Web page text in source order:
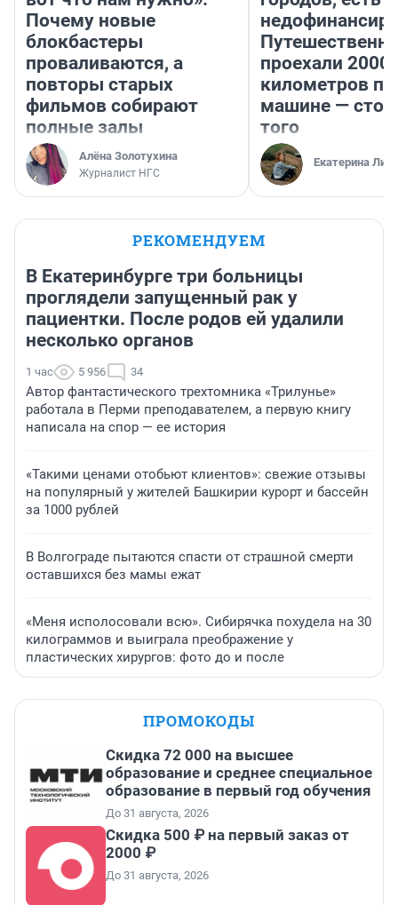
Почему новые
блокбастеры
проваливаются, а
повторы старых
фильмов собирают
полные залы
Алёна Золотухина
Журналист НГС
проехали 2000
километров по
машине —
того
Екатерина
РЕКОМЕНДУЕМ
В Екатеринбурге три больницы
проглядели запущенный рак у
пациентки. После родов ей удалили
несколько органов
1 час 5 956 34
Автор фантастического трехтомника «Трилунье»
работала в Перми преподавателем, а первую книгу
написала на спор — ее история
«Такими ценами отобьют клиентов»: свежие отзывы
на популярный у жителей Башкирии курорт и бассейн
за 1000 рублей
В Волгограде пытаются спасти от страшной смерти
оставшихся без мамы ежат
«Меня исполосовали всю». Сибирячка похудела на 30
килограммов и выиграла преображение у
пластических хирургов: фото до и после
ПРОМОКОДЫ
Скидка 72 000 на высшее
образование и среднее специальное
образование в первый год обучения
До 31 августа, 2026
Скидка 500 ₽ на первый заказ от
2000 ₽
До 31 августа, 2026